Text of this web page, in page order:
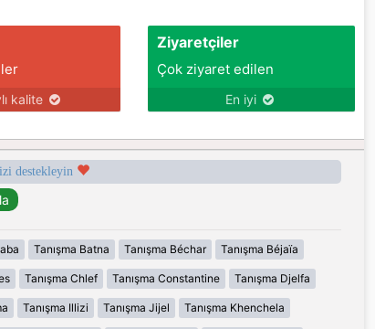
kalite
Ziyaretçiler
Çok ziyaret edilen
En iyi
destekleyin
Tanışma Batna Tanışma Béchar Tanışma Béjaïa
Tanışma Chlef Tanışma Constantine Tanışma Djelfa
Tanışma Illizi Tanışma Jijel Tanışma Khenchela